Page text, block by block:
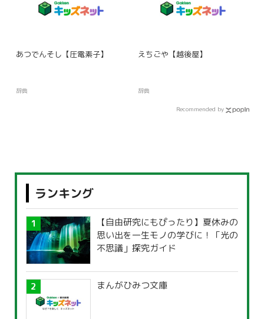
あつでんそし【圧電素子】
辞典
えちごや【越後屋】
辞典
Recommended by
ランキング
【自由研究にもぴったり】夏休みの
思い出を一生モノの学びに！「光の
不思議」探究ガイド
まんがひみつ文庫